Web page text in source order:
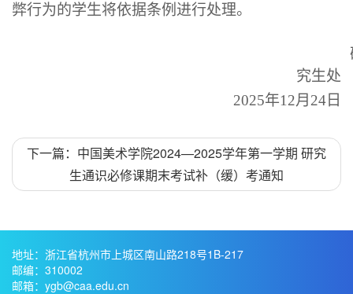
弊行为的学生将依据条例进行处理。
究生处
2025年12月 24日
下一篇：中国美术学院2024—2025学年第一学期 研究
生通识必修课期末考试补（缓）考通知
地址：浙江省杭州市上城区南山路218号1B-217
邮编：310002
邮箱：ygb@caa.edu.cn